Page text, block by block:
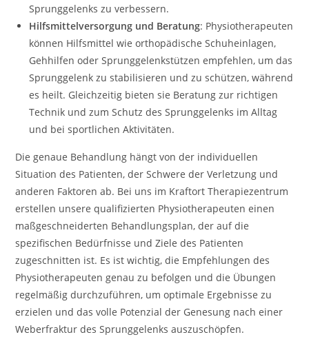
Sprunggelenks zu verbessern.
Hilfsmittelversorgung und Beratung: Physiotherapeuten
können Hilfsmittel wie orthopädische Schuheinlagen,
Gehhilfen oder Sprunggelenkstützen empfehlen, um das
Sprunggelenk zu stabilisieren und zu schützen, während
es heilt. Gleichzeitig bieten sie Beratung zur richtigen
Technik und zum Schutz des Sprunggelenks im Alltag
und bei sportlichen Aktivitäten.
Die genaue Behandlung hängt von der individuellen
Situation des Patienten, der Schwere der Verletzung und
anderen Faktoren ab. Bei uns im Kraftort Therapiezentrum
erstellen unsere qualifizierten Physiotherapeuten einen
maßgeschneiderten Behandlungsplan, der auf die
spezifischen Bedürfnisse und Ziele des Patienten
zugeschnitten ist. Es ist wichtig, die Empfehlungen des
Physiotherapeuten genau zu befolgen und die Übungen
regelmäßig durchzuführen, um optimale Ergebnisse zu
erzielen und das volle Potenzial der Genesung nach einer
Weberfraktur des Sprunggelenks auszuschöpfen.